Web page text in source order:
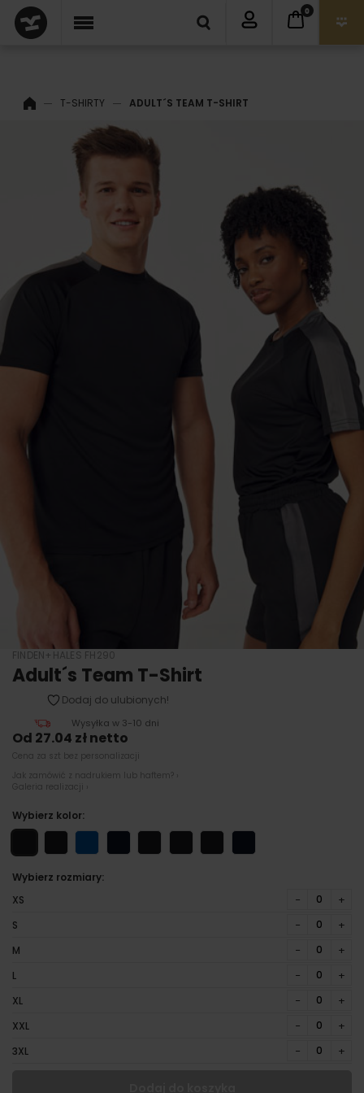
0
T-SHIRTY ADULT´S TEAM T-SHIRT
FINDEN+HALES FH290
Adult´s Team T-Shirt
Dodaj do ulubionych!
Wysyłka w 3-10 dni
Od 27.04 zł netto
Cena za szt bez personalizacji
Jak zamówić z nadrukiem lub haftem? ›
Galeria realizacji ›
Wybierz kolor:
Wybierz rozmiary:
XS
− +
S − +
M − +
L − +
XL − +
XXL − +
3XL − +